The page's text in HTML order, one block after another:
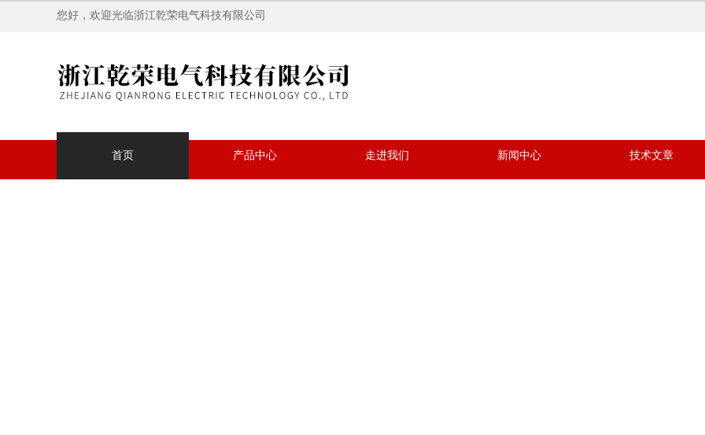
您好，欢迎光临浙江乾荣电气科技有限公司
首页 产品中心 走进我们 新闻中心 技术文章